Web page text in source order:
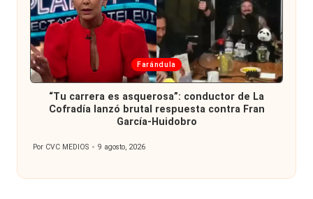
Publicada
en
Farándula
“Tu carrera es asquerosa”: conductor de La
Cofradía lanzó brutal respuesta contra Fran
García-Huidobro
Publicado
Por CVC MEDIOS 9 agosto, 2026